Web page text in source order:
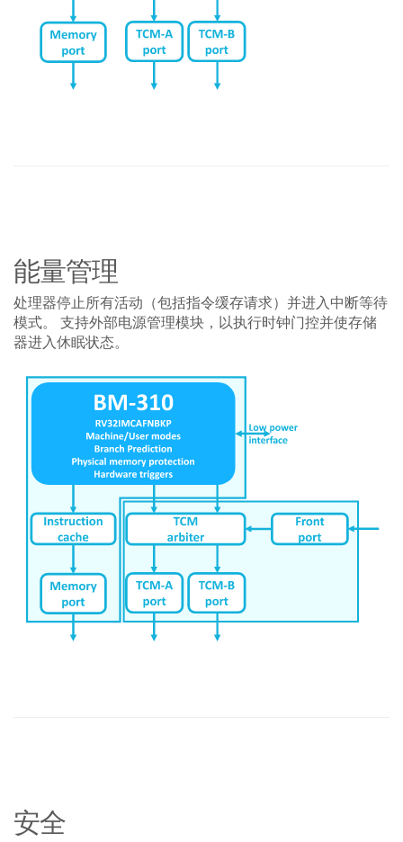
能量管理
处理器停止所有活动（包括指令缓存请求）并进入中断等待
模式。 支持外部电源管理模块，以执行时钟门控并使存储
器进入休眠状态。
安全